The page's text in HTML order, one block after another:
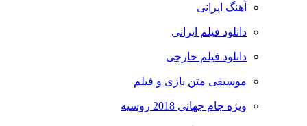
آهنگ ایرانی
دانلود فیلم ایرانی
دانلود فیلم خارجی
موسیقی متن بازی و فیلم
ویژه جام جهانی 2018 روسیه